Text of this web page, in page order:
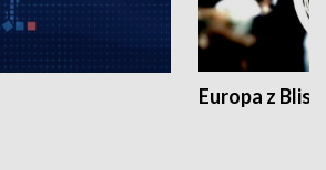
Europa z